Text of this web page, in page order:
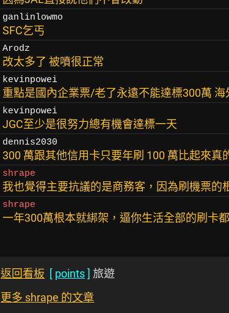
ganlinlowmo
SFC乞丐
Arodz
改太多了 被噴很正常
kevinpowei
重點是國內企業票/老了永遠不能達標300萬 海
kevinpowei
JGC至少是很努力總有機會達標一天
dennis2030
300 萬跟其他信用卡只要年刷 100 萬比起來真
shrape
我也覺得主要抗議的是商務客，因為刷機票的
shrape
一年300萬根本就綁架，逼你生活全部的刷卡
返回看板 [ points] 旅遊
更多 shrape 的文章